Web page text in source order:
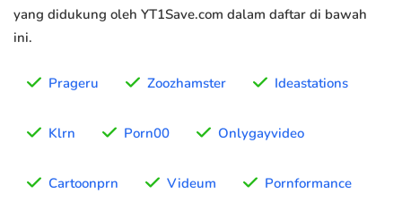
yang didukung oleh YT1Save.com dalam daftar di bawah
ini.
Prageru Zoozhamster Ideastations
Klrn Porn00 Onlygayvideo
Cartoonprn Videum Pornformance